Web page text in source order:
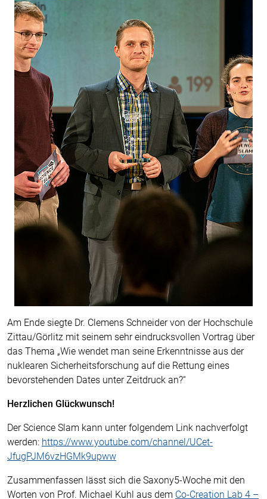
Am Ende siegte Dr. Clemens Schneider von der Hochschule
Zittau/Görlitz mit seinem sehr eindrucksvollen Vortrag über
das Thema „Wie wendet man seine Erkenntnisse aus der
nuklearen Sicherheitsforschung auf die Rettung eines
bevorstehenden Dates unter Zeitdruck an?“
Herzlichen Glückwunsch!
Der Science Slam kann unter folgendem Link nachverfolgt
werden: https://www.youtube.com/channel/UCet-
JfugPJM6vzHGMk9upww
Zusammenfassen lässt sich die Saxony5-Woche mit den
Worten von Prof. Michael Kuhl aus dem Co-Creation Lab 4 –